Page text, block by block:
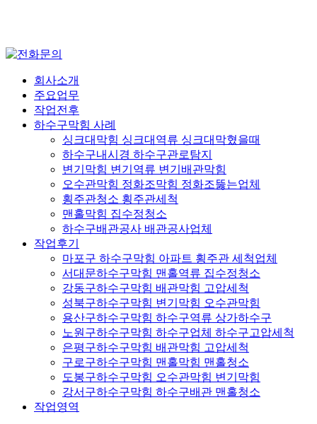
회사소개
주요업무
작업전후
하수구막힘 사례
싱크대막힘 싱크대역류 싱크대막혔을때
하수구내시경 하수구관로탐지
변기막힘 변기역류 변기배관막힘
오수관막힘 정화조막힘 정화조뚫는업체
횡주관청소 횡주관세척
맨홀막힘 집수정청소
하수구배관공사 배관공사업체
작업후기
마포구 하수구막힘 아파트 횡주관 세척업체
서대문하수구막힘 맨홀역류 집수정청소
강동구하수구막힘 배관막힘 고압세척
성북구하수구막힘 변기막힘 오수관막힘
용산구하수구막힘 하수구역류 상가하수구
노원구하수구막힘 하수구업체 하수구고압세척
은평구하수구막힘 배관막힘 고압세척
구로구하수구막힘 맨홀막힘 맨홀청소
도봉구하수구막힘 오수관막힘 변기막힘
강서구하수구막힘 하수구배관 맨홀청소
작업영역